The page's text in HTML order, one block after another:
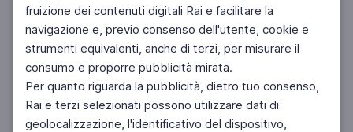
fruizione dei contenuti digitali Rai e facilitare la
navigazione e, previo consenso dell'utente, cookie e
strumenti equivalenti, anche di terzi, per misurare il
consumo e proporre pubblicità mirata.
Per quanto riguarda la pubblicità, dietro tuo consenso,
Rai e terzi selezionati possono utilizzare dati di
geolocalizzazione, l'identificativo del dispositivo,